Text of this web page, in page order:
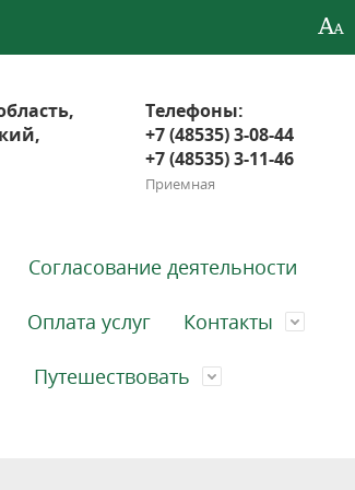
Телефоны:
+7 (48535) 3-08-44
+7 (48535) 3-11-46
Приемная
Согласование деятельности
Оплата услуг Контакты
Путешествовать